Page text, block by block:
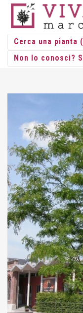
HOME/ALBERI /